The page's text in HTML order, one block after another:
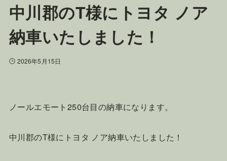
中川郡のT様にトヨタ ノア
納車いたしました！
2026年5月15日
ノールエモート250台目の納車になります。
中川郡のT様にトヨタ ノア納車いたしました！